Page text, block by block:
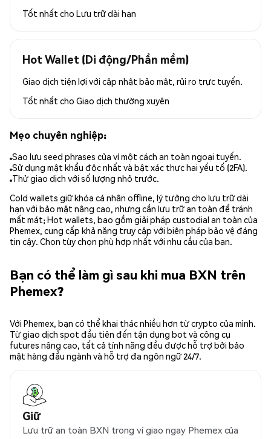
Tốt nhất cho Lưu trữ dài hạn
Hot Wallet (Di động/Phần mềm)
Giao dịch tiện lợi với cập nhật bảo mật, rủi ro trực tuyến.
Tốt nhất cho Giao dịch thường xuyên
Mẹo chuyên nghiệp:
Sao lưu seed phrases của ví một cách an toàn ngoại tuyến.
Sử dụng mật khẩu độc nhất và bật xác thực hai yếu tố (2FA).
Thử giao dịch với số lượng nhỏ trước.
Cold wallets giữ khóa cá nhân offline, lý tưởng cho lưu trữ dài
hạn với bảo mật nâng cao, nhưng cần lưu trữ an toàn để tránh
mất mát; Hot wallets, bao gồm giải pháp custodial an toàn của
Phemex, cung cấp khả năng truy cập với biện pháp bảo vệ đáng
tin cậy. Chọn tùy chọn phù hợp nhất với nhu cầu của bạn.
Bạn có thể làm gì sau khi mua BXN trên
Phemex?
Với Phemex, bạn có thể khai thác nhiều hơn từ crypto của mình.
Từ giao dịch spot đầu tiên đến tận dụng bot và công cụ
futures nâng cao, tất cả tính năng đều được hỗ trợ bởi bảo
mật hàng đầu ngành và hỗ trợ đa ngôn ngữ 24/7.
Giữ
Lưu trữ an toàn BXN trong ví giao ngay Phemex của